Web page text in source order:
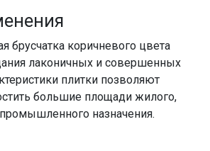
брусчатка коричневого цвета
лаконичных и совершенных
плитки позволяют
большие площади жилого,
назначения.